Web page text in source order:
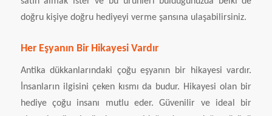
doğru kişiye doğru hediyeyi verme şansına ulaşabilirsiniz.
Her Eşyanın Bir Hikayesi Vardır
Antika dükkanlarındaki çoğu eşyanın bir hikayesi vardır.
İnsanların ilgisini çeken kısmı da budur. Hikayesi olan bir
hediye çoğu insanı mutlu eder. Güvenilir ve ideal bir